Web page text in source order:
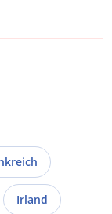
Irland